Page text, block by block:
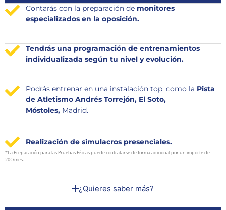
Contarás con la preparación de monitores
especializados en la oposición.
Tendrás una programación de entrenamientos
individualizada según tu nivel y evolución.
Podrás entrenar en una instalación top, como la Pista
de Atletismo Andrés Torrejón, El Soto,
Móstoles, Madrid.
Realización de simulacros presenciales.
*La Preparación para las Pruebas Físicas puede contratarse de forma adicional por un importe de
20€/mes.
¿Quieres saber más?